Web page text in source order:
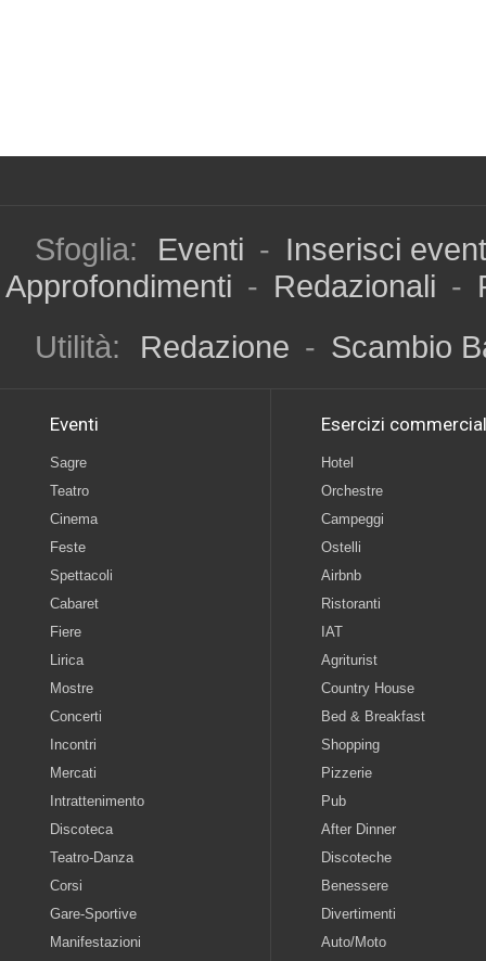
Sfoglia: Eventi - Inserisci
Approfondimenti - Redazionali -
Utilità:
Redazione - Scambio
Eventi
Sagre
Teatro
Cinema
Feste
Spettacoli
Cabaret
Fiere
Lirica
Mostre
Concerti
Incontri
Mercati
Intrattenimento
Discoteca
Teatro-Danza
Corsi
Gare-Sportive
Manifestazioni
Esercizi
Hotel
Orchestre
Campeggi
Ostelli
Airbnb
Ristoranti
IAT
Agriturist
Country House
Bed & Breakfast
Shopping
Pizzerie
Pub
After Dinner
Discoteche
Benessere
Divertimenti
Auto/Moto